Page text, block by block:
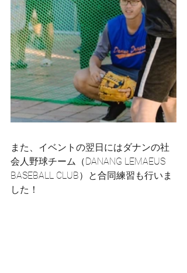
また、イベントの翌日にはダナンの社
会人野球チーム（DANANG LEMAEUS
BASEBALL CLUB）と合同練習も行いま
した！